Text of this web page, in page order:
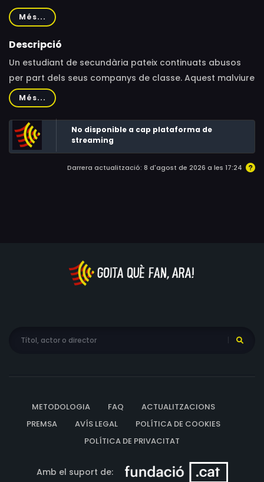
Kawase, Houka Kinoshita
Més...
Descripció
Un estudiant de secundària pateix continuats abusos
per part dels seus companys de classe. Aquest malviure
canviarà radicalment quan es fa amic d'una noia amb
una curiosa afició: matar gent.
Més...
No disponible a cap plataforma de
streaming
Darrera actualització: 8 d'agost de 2026 a les 17:24
METODOLOGIA FAQ
ACTUALITZACIONS
PREMSA
AVÍS LEGAL
POLÍTICA DE COOKIES
POLÍTICA DE PRIVACITAT
Amb el suport de: